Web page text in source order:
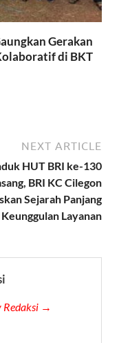
Gerakan
di BKT
NEXT ARTICLE
HUT BRI ke-130
BRI KC Cilegon
Sejarah Panjang
Layanan
Redaksi →